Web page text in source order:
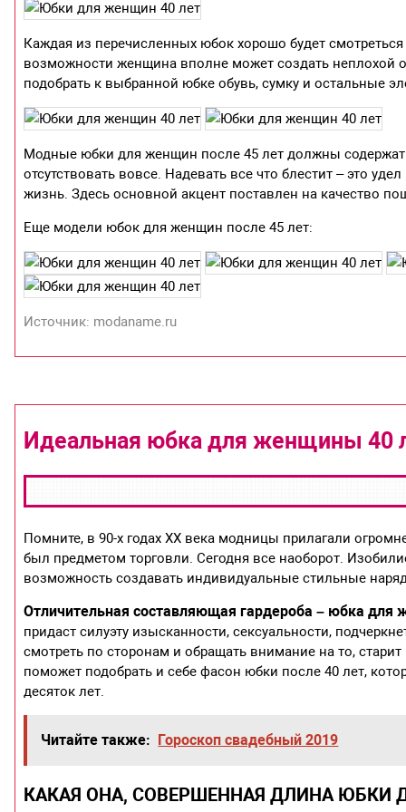
Каждая из перечисленных юбок хорошо будет
возможности женщина вполне может создать неплохой
подобрать к выбранной юбке обувь, сумку и остальные
Модные юбки для женщин после 45 лет должны
отсутствовать вовсе. Надевать все что блестит – это
жизнь. Здесь основной акцент поставлен на качество
Еще модели юбок для женщин после 45 лет:
Источник: modaname.ru
Идеальная юбка для женщины 40
Помните, в 90-х годах ХХ века модницы прилагали
был предметом торговли. Сегодня все наоборот.
возможность создавать индивидуальные стильные
Отличительная составляющая гардероба – юбка для
придаст силуэту изысканности, сексуальности,
смотреть по сторонам и обращать внимание на то,
поможет подобрать и себе фасон юбки после 40 лет,
десяток лет.
Читайте также: Гороскоп свадебный 2019
КАКАЯ ОНА, СОВЕРШЕННАЯ ДЛИНА ЮБКИ